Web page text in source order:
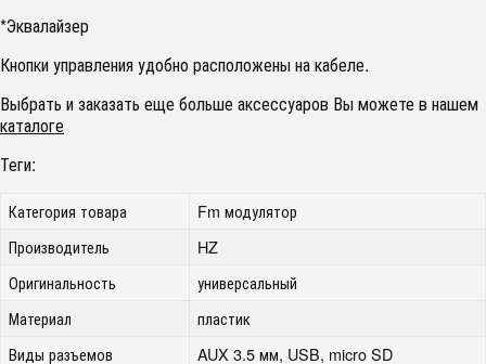
*Эквалайзер
Кнопки управления удобно расположены на кабеле.
Выбрать и заказать еще больше аксессуаров Вы можете в нашем
каталоге
Теги:
Категория товара
Fm модулятор
Производитель
HZ
Оригинальность
универсальный
Материал
пластик
Виды разъемов
AUX 3.5 мм, USB, micro SD